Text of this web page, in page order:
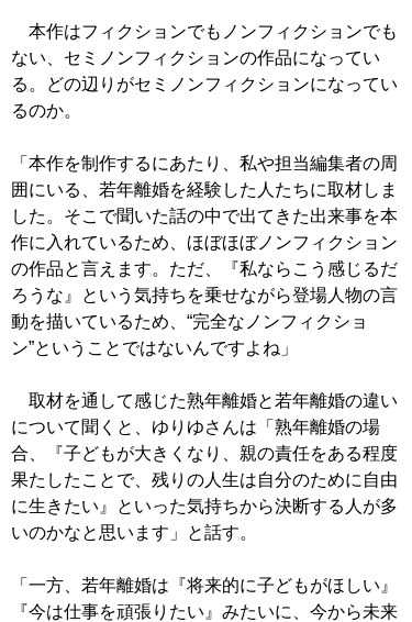
本作はフィクションでもノンフィクションでも
ない、セミノンフィクションの作品になってい
る。どの辺りがセミノンフィクションになってい
るのか。
「本作を制作するにあたり、私や担当編集者の周
囲にいる、若年離婚を経験した人たちに取材しま
した。そこで聞いた話の中で出てきた出来事を本
作に入れているため、ほぼほぼノンフィクション
の作品と言えます。ただ、『私ならこう感じるだ
ろうな』という気持ちを乗せながら登場人物の言
動を描いているため、“完全なノンフィクショ
ン”ということではないんですよね」
取材を通して感じた熟年離婚と若年離婚の違い
について聞くと、ゆりゆさんは「熟年離婚の場
合、『子どもが大きくなり、親の責任をある程度
果たしたことで、残りの人生は自分のために自由
に生きたい』といった気持ちから決断する人が多
いのかなと思います」と話す。
「一方、若年離婚は『将来的に子どもがほしい』
『今は仕事を頑張りたい』みたいに、今から未来